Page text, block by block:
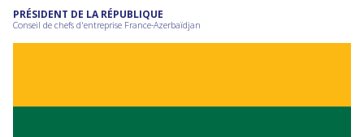
PRÉSIDENT DE LA RÉPUBLIQUE
Conseil de chefs d'entreprise France-Azerbaïdjan